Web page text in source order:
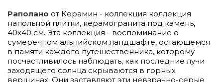
Раполано от Керамин - коллекция коллекция
напольной плитки, керамогранита под камень,
40х40 см. Эта коллекция - воспоминание о
сумеречном альпийском ландшафте, остающемся
в памяти каждого путешественника, которому
посчастливилось наблюдать, как последние лучи
заходящего солнца скрываются в горных
вершинах. Они заставляют эти невзрачно-серые